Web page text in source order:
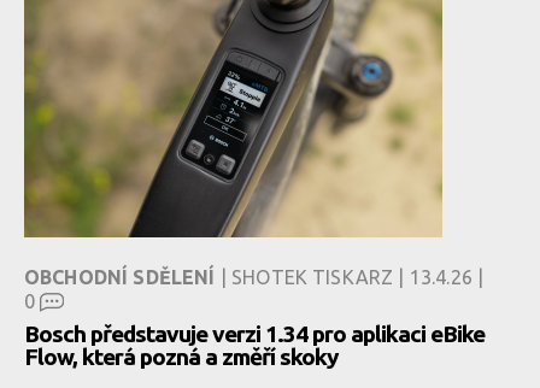
OBCHODNÍ SDĚLENÍ | SHOTEK TISKARZ | 13.4.26 |
0
Bosch představuje verzi 1.34 pro aplikaci eBike
Flow, která pozná a změří skoky